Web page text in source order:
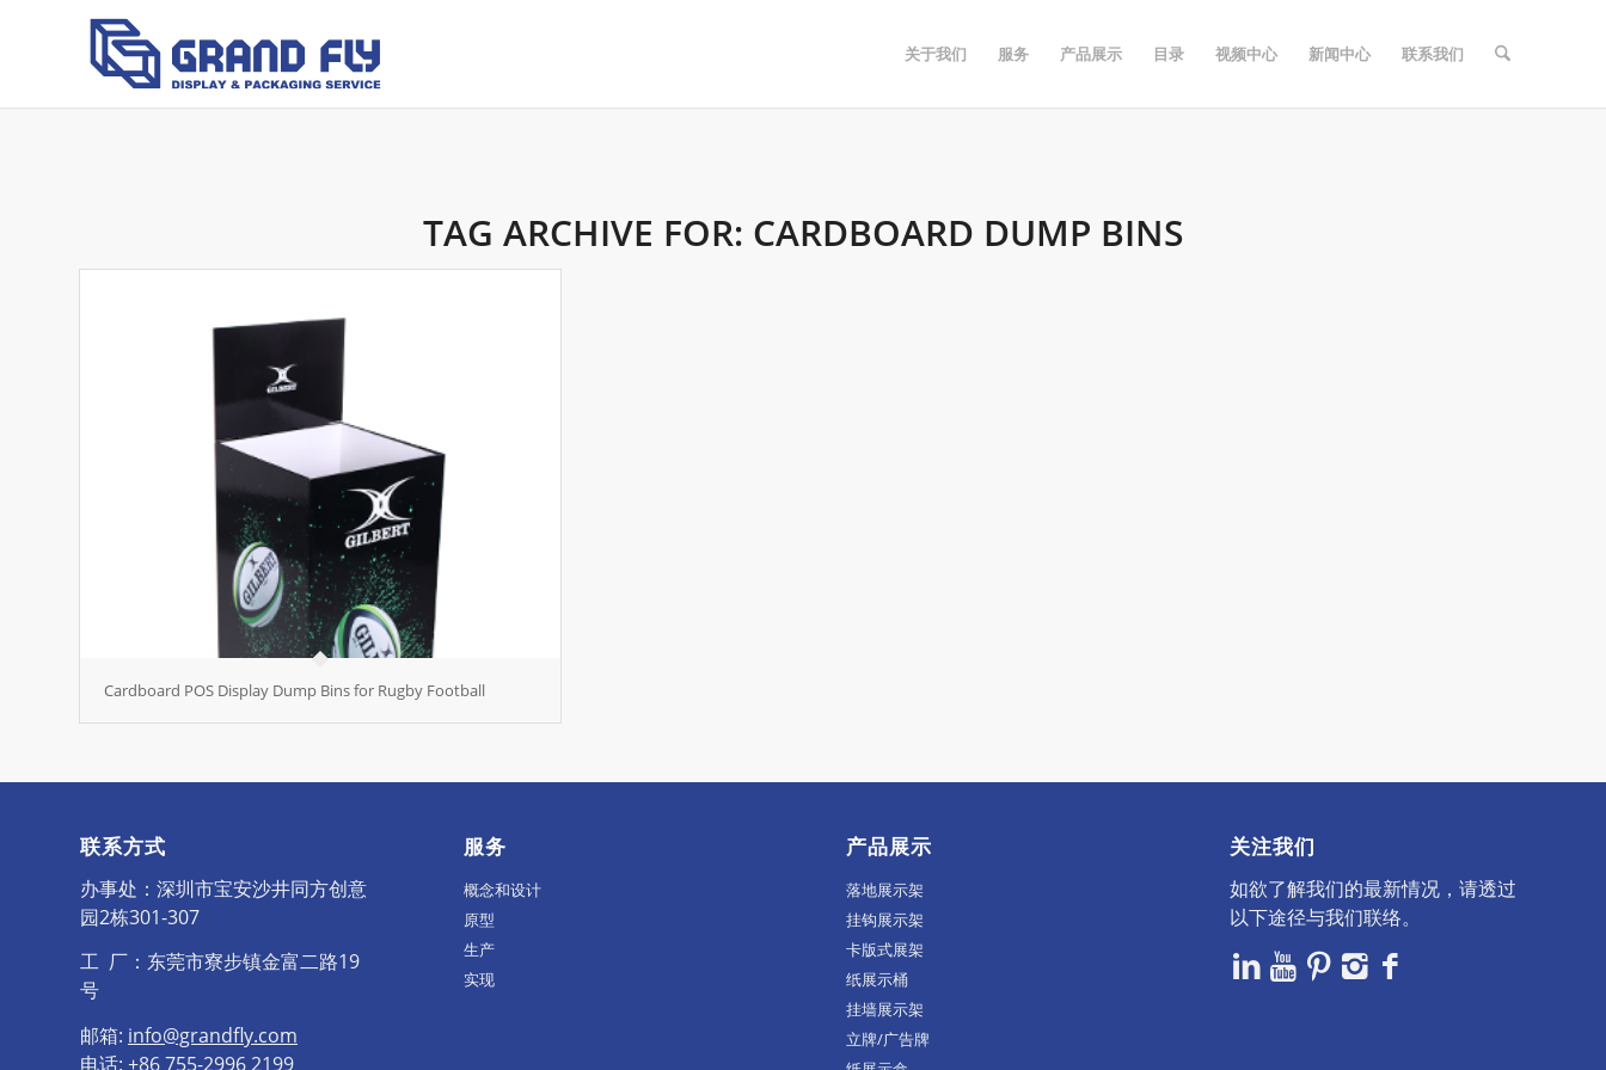
关于我们 服务 产品展示 目录 视频中心 新闻中心 联系我们
TAG ARCHIVE FOR: CARDBOARD DUMP BINS
Cardboard POS Display Dump Bins for Rugby Football
联系方式
办事处：深圳市宝安沙井同方创意
园2栋301-307
工 厂：东莞市寮步镇金富二路19
号
邮箱: info@grandfly.com
电话: +86 755-2996 2199
服务
概念和设计
原型
生产
实现
产品展示
落地展示架
挂钩展示架
卡版式展架
纸展示桶
挂墙展示架
立牌/广告牌
关注我们
如欲了解我们的最新情况，请透过
以下途径与我们联络。